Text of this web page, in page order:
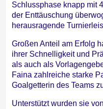
Schlussphase knapp mit
der Enttäuschung
herausragende
Großen Anteil am Erfolg
ihrer Schnelligkeit und
als auch als
Faina zahlreiche starke
Goalgetterin des Teams
Unterstützt wurden sie